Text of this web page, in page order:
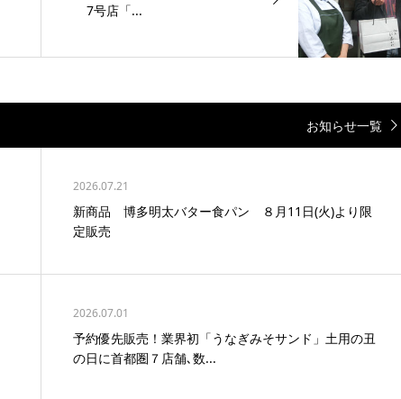
7号店「...
お知らせ一覧
2026.07.21
新商品 博多明太バター食パン ８月11日(火)より限
定販売
2026.07.01
予約優先販売！業界初「うなぎみそサンド」土用の丑
の日に首都圏７店舗､数...